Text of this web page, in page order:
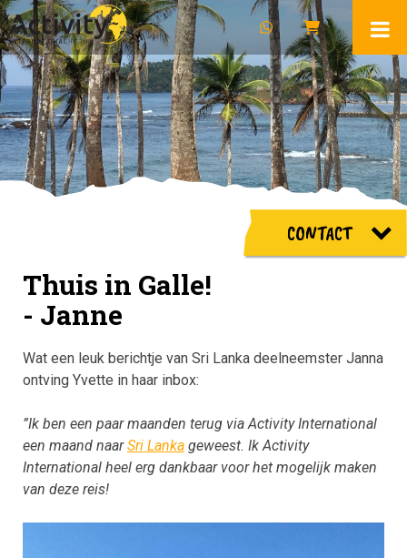
CONTACT
Thuis in Galle!
- Janne
Wat een leuk berichtje van Sri Lanka deelneemster Janna
ontving Yvette in haar inbox:
”Ik ben een paar maanden terug via Activity International
een maand naarSri Lanka geweest. Ik Activity
International heel erg dankbaar voor het mogelijk maken
van deze reis!